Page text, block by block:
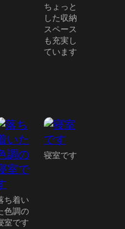
ちょっと
した収納
スペース
も充実し
ています
ち着い
色調の
室です
寝室です